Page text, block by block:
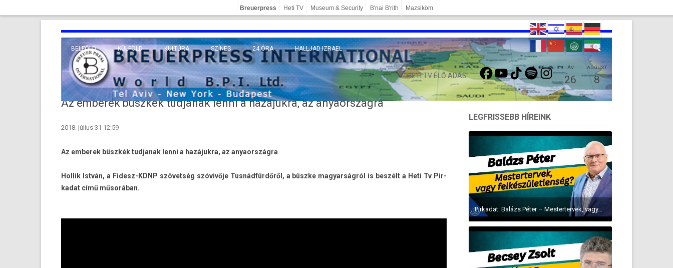
Breuerpress Heti TV Museum & Security B'nai B'rith Mazsiköm
BELFÖLD KÜLFÖLD
EURÓPA
KÖZEL-KELET
TÁVOL-KELET
TENGERENTÚL
KULTÚRA
TUDOMÁNY
VALLÁS
SZÍNES 24 ÓRA HALLJAD IZRAEL
HETI TV ÉLŐ ADÁS
FACEBOOKYOUTUBETIKTOKSPOTIFYINSTAGRAMÁV
26
AUGUST
8
Az emberek büszkék tudjanak lenni a hazájukra, az anyaországra
2018. július 31 12:59
Az em­berek büszkék tud­janak lenni a hazájukra, az an­yaország­ra
Hol­lik István, a Fidesz-KDNP szövetség szóvivője Tusnádfürdőről, a büszke magyar­ságról is beszélt a Heti Tv Pir­
kadat című műsorában.
LEGFRISSEBB HÍREINK
Pirkadat: Balázs Péter – Mestertervek, vagy...